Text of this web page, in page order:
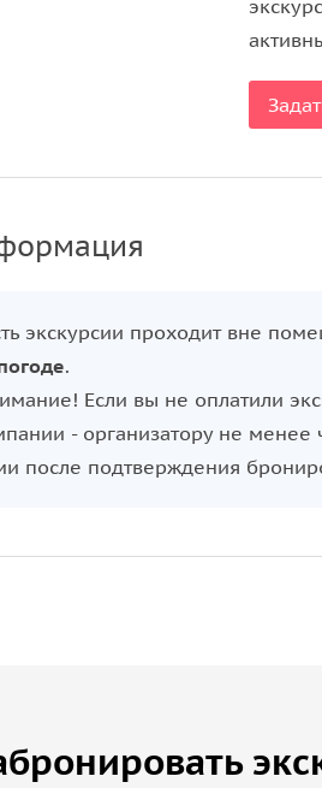
«прокатиться» в начало XX
дилижанса, в окнах
улиц такими, какими
экскурсии проходит вне
.
Если вы не оплатили
- организатору не менее
после подтверждения